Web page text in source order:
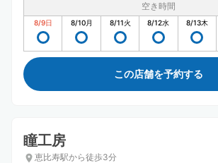
空き時間
8/9日 8/10月 8/11火 8/12水 8/13木
この店舗を予約する
瞳工房
恵比寿駅から徒歩3分